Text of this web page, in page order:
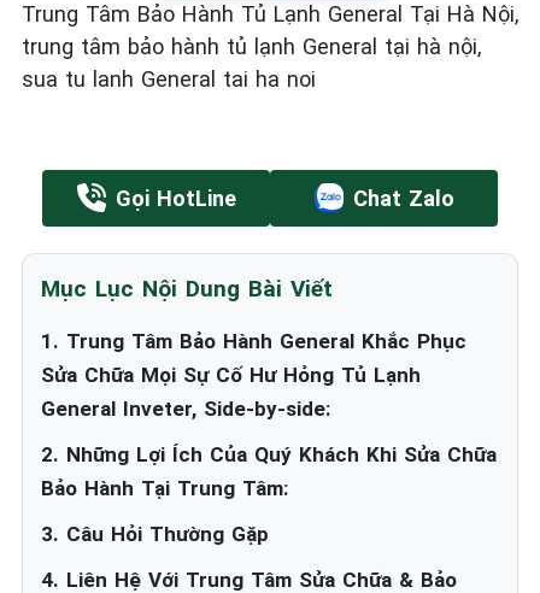
Trung Tâm Bảo Hành Tủ Lạnh General Tại Hà Nội,
trung tâm bảo hành tủ lạnh General tại hà nội,
sua tu lanh General tai ha noi
Gọi HotLine Chat Zalo
Mục Lục Nội Dung Bài Viết
1. Trung Tâm Bảo Hành General Khắc Phục
Sửa Chữa Mọi Sự Cố Hư Hỏng Tủ Lạnh
General Inveter, Side-by-side:
2. Những Lợi Ích Của Quý Khách Khi Sửa Chữa
Bảo Hành Tại Trung Tâm:
3. Câu Hỏi Thường Gặp
4. Liên Hệ Với Trung Tâm Sửa Chữa & Bảo